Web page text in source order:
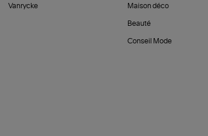
Vanrycke Maison déco
Beauté
Conseil Mode